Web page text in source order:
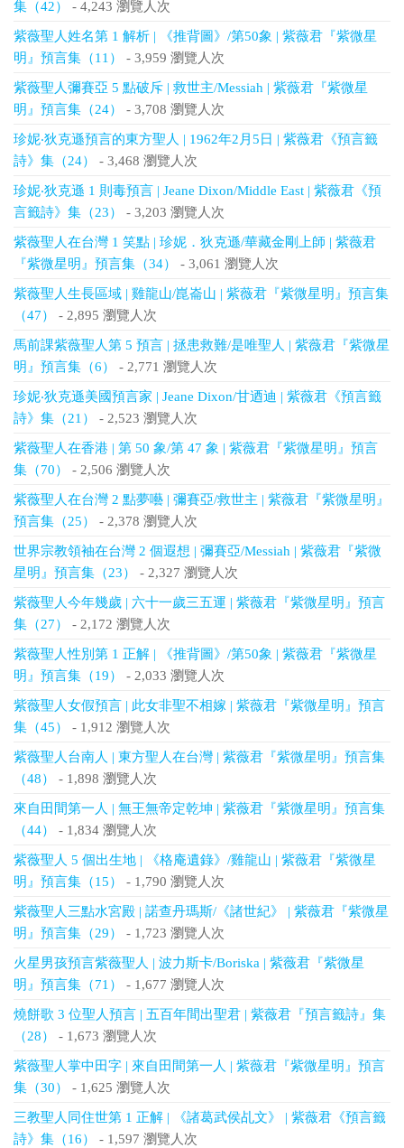
集（42） - 4,243 瀏覽人次
紫薇聖人姓名第 1 解析 | 《推背圖》/第50象 | 紫薇君『紫微星
明』預言集（11）
- 3,959 瀏覽人次
紫薇聖人彌賽亞 5 點破斥 | 救世主/Messiah | 紫薇君『紫微星
明』預言集（24）
- 3,708 瀏覽人次
珍妮‧狄克遜預言的東方聖人 | 1962年2月5日 | 紫薇君《預言籤
詩》集（24）
- 3,468 瀏覽人次
珍妮‧狄克遜 1 則毒預言 | Jeane Dixon/Middle East | 紫薇君《預
言籤詩》集（23）
- 3,203 瀏覽人次
紫薇聖人在台灣 1 笑點 | 珍妮．狄克遜/華藏金剛上師 | 紫薇君
『紫微星明』預言集（34）
- 3,061 瀏覽人次
紫薇聖人生長區域 | 雞龍山/崑崙山 | 紫薇君『紫微星明』預言集
（47）
- 2,895 瀏覽人次
馬前課紫薇聖人第 5 預言 | 拯患救難/是唯聖人 | 紫薇君『紫微星
明』預言集（6）
- 2,771 瀏覽人次
珍妮‧狄克遜美國預言家 | Jeane Dixon/甘迺迪 | 紫薇君《預言籤
詩》集（21）
- 2,523 瀏覽人次
紫薇聖人在香港 | 第 50 象/第 47 象 | 紫薇君『紫微星明』預言
集（70）
- 2,506 瀏覽人次
紫薇聖人在台灣 2 點夢囈 | 彌賽亞/救世主 | 紫薇君『紫微星明』
預言集（25）
- 2,378 瀏覽人次
世界宗教領袖在台灣 2 個遐想 | 彌賽亞/Messiah | 紫薇君『紫微
星明』預言集（23）
- 2,327 瀏覽人次
紫薇聖人今年幾歲 | 六十一歲三五運 | 紫薇君『紫微星明』預言
集（27）
- 2,172 瀏覽人次
紫薇聖人性別第 1 正解 | 《推背圖》/第50象 | 紫薇君『紫微星
明』預言集（19）
- 2,033 瀏覽人次
紫薇聖人女假預言 | 此女非聖不相嫁 | 紫薇君『紫微星明』預言
集（45）
- 1,912 瀏覽人次
紫薇聖人台南人 | 東方聖人在台灣 | 紫薇君『紫微星明』預言集
（48）
- 1,898 瀏覽人次
來自田間第一人 | 無王無帝定乾坤 | 紫薇君『紫微星明』預言集
（44）
- 1,834 瀏覽人次
紫薇聖人 5 個出生地 | 《格庵遺錄》/雞龍山 | 紫薇君『紫微星
明』預言集（15）
- 1,790 瀏覽人次
紫薇聖人三點水宮殿 | 諾查丹瑪斯/《諸世紀》 | 紫薇君『紫微星
明』預言集（29）
- 1,723 瀏覽人次
火星男孩預言紫薇聖人 | 波力斯卡/Boriska | 紫薇君『紫微星
明』預言集（71）
- 1,677 瀏覽人次
燒餅歌 3 位聖人預言 | 五百年間出聖君 | 紫薇君『預言籤詩』集
（28）
- 1,673 瀏覽人次
紫薇聖人掌中田字 | 來自田間第一人 | 紫薇君『紫微星明』預言
集（30）
- 1,625 瀏覽人次
三教聖人同住世第 1 正解 | 《諸葛武侯乩文》 | 紫薇君《預言籤
詩》集（16）
- 1,597 瀏覽人次